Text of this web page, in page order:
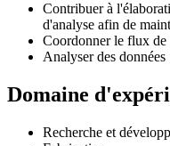
Contribuer à
d'analyse afin de
Coordonner le flux de
Analyser des données
Domaine
Recherche et